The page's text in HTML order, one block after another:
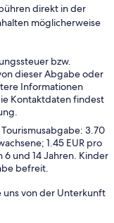
direkt in der
möglicherweise
bzw.
dieser Abgabe oder
Informationen
Kontaktdaten findest
3.70
1.45 EUR pro
6 und 14 Jahren. Kinder
befreit.
uns von der Unterkunft